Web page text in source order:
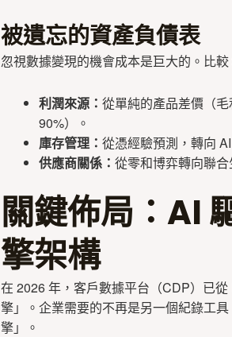
被遺忘的資產負債表
忽視數據變現的機會成本是巨大的。比
利潤來源： 從單純的產品差價（
90%）。
庫存管理： 從憑經驗預測，轉向
供應商關係： 從零和博弈轉向聯
關鍵佈局：AI
擎架構
在 2026 年，客戶數據平台（CDP）已
擎」。企業需要的不再是另一個紀錄工
擎」。